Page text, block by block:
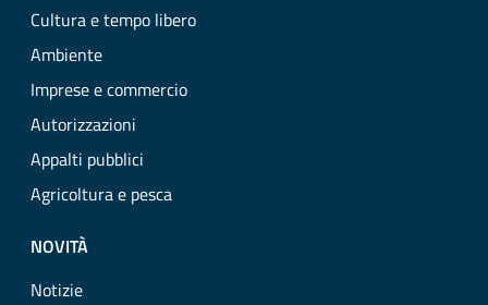
Cultura e tempo libero
Ambiente
Imprese e commercio
Autorizzazioni
Appalti pubblici
Agricoltura e pesca
NOVITÀ
Notizie